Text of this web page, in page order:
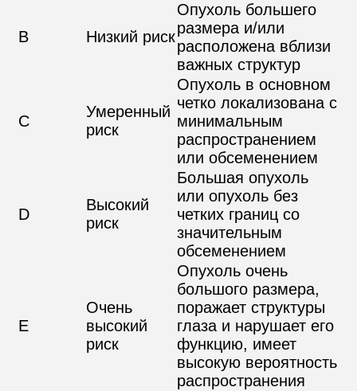
B Низкий риск
Опухоль большего
размера и/или
расположена вблизи
важных структур
C
Умеренный
риск
Опухоль в основном
четко локализована с
минимальным
распространением
или обсеменением
D
Высокий
риск
Большая опухоль
или опухоль без
четких границ со
значительным
обсеменением
E
Очень
высокий
риск
Опухоль очень
большого размера,
поражает структуры
глаза и нарушает его
функцию, имеет
высокую вероятность
распространения